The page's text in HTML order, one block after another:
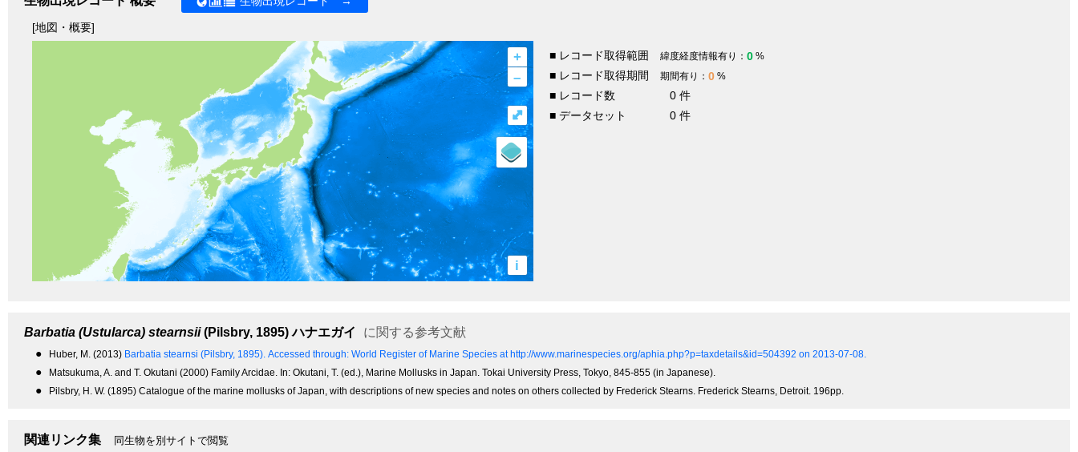
[地図・概要]
+
–
i
⤢
■ レコード取得範囲 緯度経度情報有り： 0 %
■ レコード取得期間 期間有り： 0 %
■ レコード数
0 件
■ データセット
0 件
Barbatia (Ustularca) stearnsii(Pilsbry, 1895)ハナエガイ に関する参考文献
● Huber, M. (2013) Barbatia stearnsi (Pilsbry, 1895). Accessed through: World Register of Marine Species at http://www.marinespecies.org/aphia.php?p=taxdetails&id=504392 on 2013-07-08.
● Matsukuma, A. and T. Okutani (2000) Family Arcidae. In: Okutani, T. (ed.), Marine Mollusks in Japan. Tokai University Press, Tokyo, 845-855 (in Japanese).
● Pilsbry, H. W. (1895) Catalogue of the marine mollusks of Japan, with descriptions of new species and notes on others collected by Frederick Stearns. Frederick Stearns, Detroit. 196pp.
関連リンク集 同生物を別サイトで閲覧